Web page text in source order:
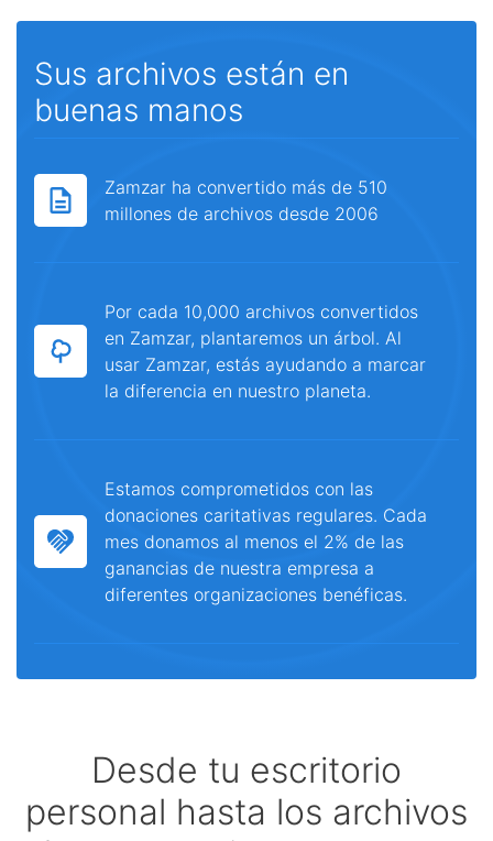
Sus archivos están en
buenas manos
Zamzar ha convertido más de 510
millones de archivos desde 2006
Por cada 10,000 archivos convertidos
en Zamzar, plantaremos un árbol. Al
usar Zamzar, estás ayudando a marcar
la diferencia en nuestro planeta.
Estamos comprometidos con las
donaciones caritativas regulares. Cada
mes donamos al menos el 2% de las
ganancias de nuestra empresa a
diferentes organizaciones benéficas.
Desde tu escritorio
personal hasta los archivos